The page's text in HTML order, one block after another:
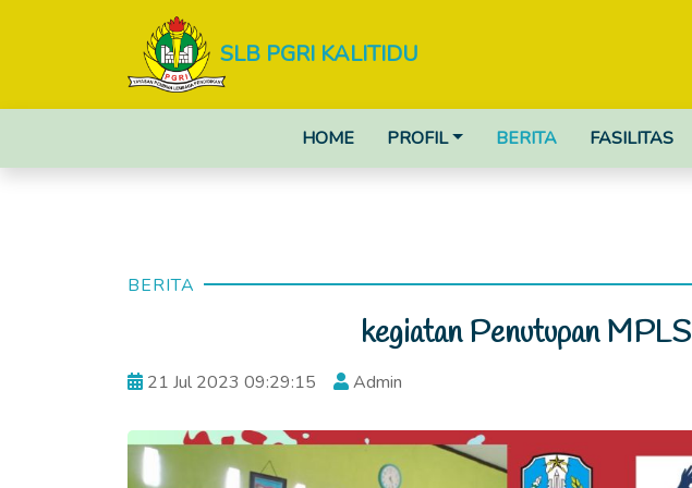
SLB PGRI KALITIDU
HOME PROFIL BERITA FASILITAS
BERITA
kegiatan Penutupan MPLS
21 Jul 2023 09:29:15 Admin